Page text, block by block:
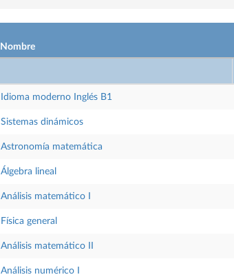
Nombre
Idioma moderno Inglés B1
Sistemas dinámicos
Astronomía matemática
Álgebra lineal
Análisis matemático I
Física general
Análisis matemático II
Análisis numérico I